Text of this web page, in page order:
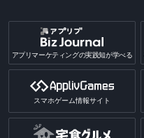
アプリマーケティングの実践知が学べる
スマホゲーム情報サイト